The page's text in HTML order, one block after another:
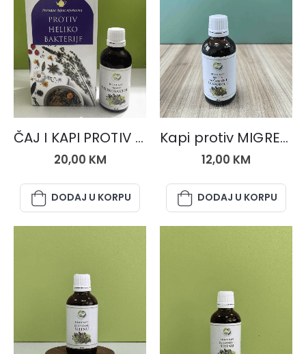
SETOVI
ČAJ I KAPI PROTIV HELIKOBAKTERIJE
20,00 KM
DODAJ U KORPU
BILJNE KAPI
Kapi protiv MIGRENE I GLAVOBOLJE
12,00 KM
DODAJ U KORPU